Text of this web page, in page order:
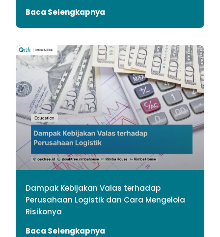
Baca Selengkapnya
Dampak Kebijakan Valas terhadap
Perusahaan Logistik dan Cara Mengelola
Risikonya
Baca Selengkapnya